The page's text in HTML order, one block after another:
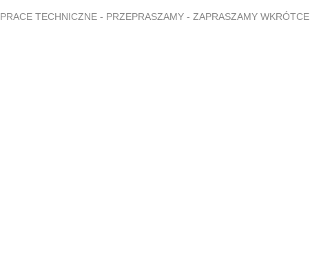
PRACE TECHNICZNE - PRZEPRASZAMY - ZAPRASZAMY WKRÓTCE